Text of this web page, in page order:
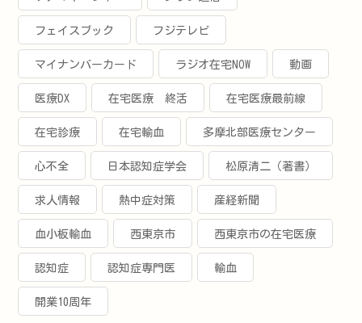
フェイスブック フジテレビ
マイナンバーカード ラジオ在宅NOW 動画
医療DX 在宅医療 終活 在宅医療最前線
在宅診療 在宅輸血 多摩北部医療センター
心不全 日本認知症学会 松原清二（著書）
求人情報 熱中症対策 産経新聞
血小板輸血 西東京市 西東京市の在宅医療
認知症 認知症専門医 輸血
開業10周年